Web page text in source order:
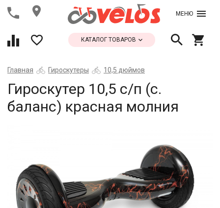
МЕНЮ
КАТАЛОГ ТОВАРОВ
Главная Гироскутеры 10,5 дюймов
Гироскутер 10,5 с/п (с.
баланс) красная молния